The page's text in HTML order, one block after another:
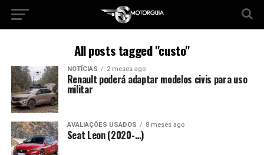
All posts tagged "custo"
NOTÍCIAS 2 meses ago
Renault poderá adaptar modelos civis para uso
militar
AVALIAÇÕES USADOS 8 meses ago
Seat Leon (2020-…)